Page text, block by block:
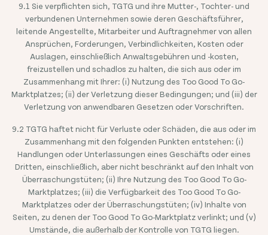
9.1 Sie verpflichten sich, TGTG und ihre Mutter-, Tochter- und
verbundenen Unternehmen sowie deren Geschäftsführer,
leitende Angestellte, Mitarbeiter und Auftragnehmer von allen
Ansprüchen, Forderungen, Verbindlichkeiten, Kosten oder
Auslagen, einschließlich Anwaltsgebühren und -kosten,
freizustellen und schadlos zu halten, die sich aus oder im
Zusammenhang mit Ihrer: (i) Nutzung des Too Good To Go-
Marktplatzes; (ii) der Verletzung dieser Bedingungen; und (iii) der
Verletzung von anwendbaren Gesetzen oder Vorschriften.
9.2 TGTG haftet nicht für Verluste oder Schäden, die aus oder im
Zusammenhang mit den folgenden Punkten entstehen: (i)
Handlungen oder Unterlassungen eines Geschäfts oder eines
Dritten, einschließlich, aber nicht beschränkt auf den Inhalt von
Überraschungstüten; (ii) Ihre Nutzung des Too Good To Go-
Marktplatzes; (iii) die Verfügbarkeit des Too Good To Go-
Marktplatzes oder der Überraschungstüten; (iv) Inhalte von
Seiten, zu denen der Too Good To Go-Marktplatz verlinkt; und (v)
Umstände, die außerhalb der Kontrolle von TGTG liegen.